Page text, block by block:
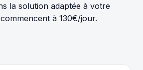
la solution adaptée à votre
à 130€/jour.